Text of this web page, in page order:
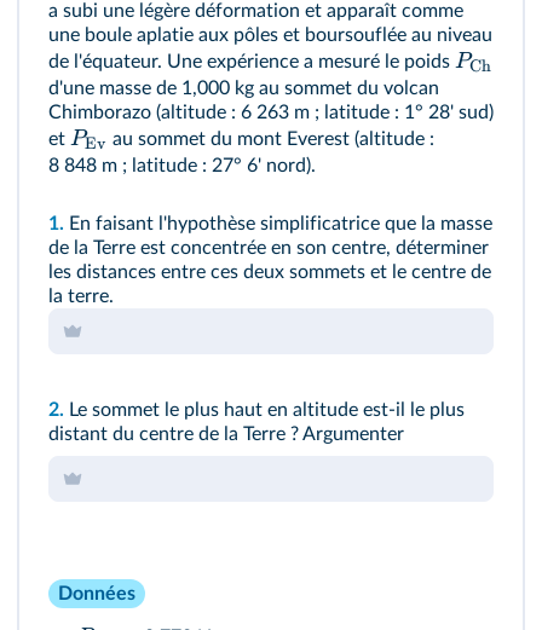
a subi une légère déformation et apparaît comme
une boule aplatie aux pôles et boursouflée au niveau
de l'équateur. Une expérience a mesuré le poids PCh
d'une masse de 1,000 kg au sommet du volcan
Chimborazo (altitude : 6 263 m ; latitude : 1° 28' sud)
et PEv au sommet du mont Everest (altitude :
8 848 m ; latitude : 27° 6' nord).
1. En faisant l'hypothèse simplificatrice que la masse
de la Terre est concentrée en son centre, déterminer
les distances entre ces deux sommets et le centre de
la terre.
2. Le sommet le plus haut en altitude est‑il le plus
distant du centre de la Terre ? Argumenter
Données